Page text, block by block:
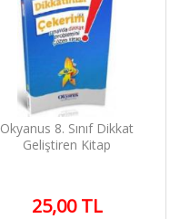
Okyanus 8. Sınıf Dikkat
Geliştiren Kitap
25,00 TL